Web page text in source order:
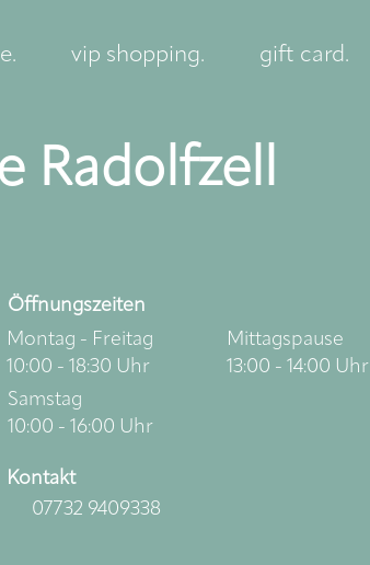
vip shopping. gift card.
Radolfzell
Öffnungszeiten
Montag - Freitag
10:00 - 18:30 Uhr
Mittagspause
13:00 - 14:00 Uhr
Samstag
10:00 - 16:00 Uhr
Kontakt
07732 9409338